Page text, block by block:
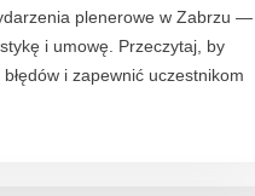
plenerowe w Zabrzu —
i umowę. Przeczytaj, by
i zapewnić uczestnikom